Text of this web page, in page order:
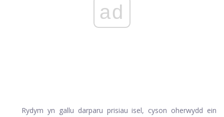
ad
Rydym yn gallu darparu prisiau isel, cyson oherwydd ein